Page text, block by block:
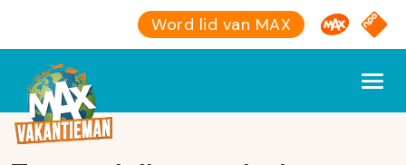
Word lid van MAX Omroep
NPO